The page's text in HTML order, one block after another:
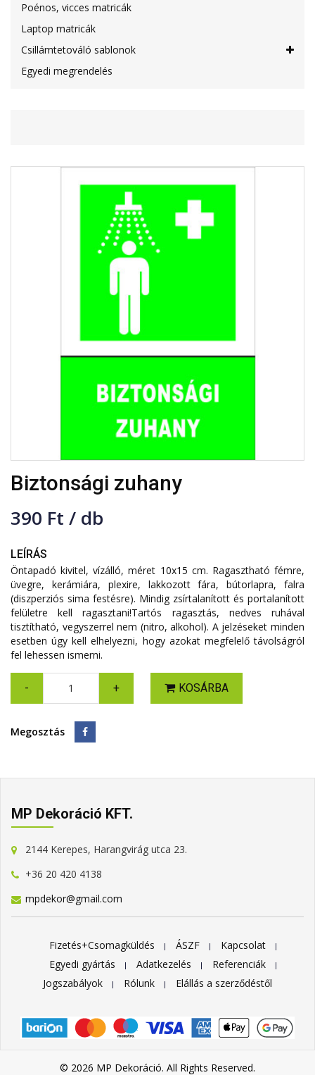
Poénos, vicces matricák
Laptop matricák
Csillámtetováló sablonok
Egyedi megrendelés
Biztonsági zuhany
390 Ft / db
LEÍRÁS
Öntapadó kivitel, vízálló, méret 10x15 cm. Ragasztható fémre,
üvegre, kerámiára, plexire, lakkozott fára, bútorlapra, falra
(diszperziós sima festésre). Mindig zsírtalanított és portalanított
felületre kell ragasztani!Tartós ragasztás, nedves ruhával
tisztítható, vegyszerrel nem (nitro, alkohol). A jelzéseket minden
esetben úgy kell elhelyezni, hogy azokat megfelelő távolságról
fel lehessen ismerni.
- + KOSÁRBA
Megosztás
MP Dekoráció KFT.
2144 Kerepes, Harangvirág utca 23.
+36 20 420 4138
mpdekor@gmail.com
Fizetés+Csomagküldés ÁSZF
Kapcsolat
Egyedi gyártás
Adatkezelés
Referenciák
Jogszabályok
Rólunk Elállás a szerződéstől
© 2026 MP Dekoráció. All Rights Reserved.